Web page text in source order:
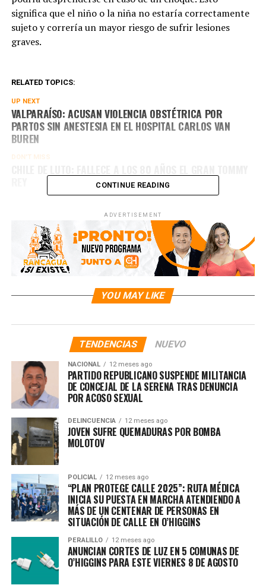
significa que el niño o la niña no estaría correctamente
sujeto y correría un mayor riesgo de sufrir lesiones
graves.
RELATED TOPICS:
UP NEXT
VALPARAÍSO: ACUSAN VIOLENCIA OBSTÉTRICA POR
PARTOS SIN ANESTESIA EN EL HOSPITAL CARLOS VAN
BUREN
DON'T MISS
CONTINUE READING
ADVERTISEMENT
YOU MAY LIKE
TENDENCIAS NUEVO
NACIONAL 12 meses ago
PARTIDO REPUBLICANO SUSPENDE MILITANCIA
DE CONCEJAL DE LA SERENA TRAS DENUNCIA
POR ACOSO SEXUAL
DELINCUENCIA 12 meses ago
JOVEN SUFRE QUEMADURAS POR BOMBA
MOLOTOV
POLICIAL 12 meses ago
“PLAN PROTEGE CALLE 2025”: RUTA MÉDICA
INICIA SU PUESTA EN MARCHA ATENDIENDO A
MÁS DE UN CENTENAR DE PERSONAS EN
SITUACIÓN DE CALLE EN O’HIGGINS
PERALILLO 12 meses ago
ANUNCIAN CORTES DE LUZ EN 5 COMUNAS DE
O’HIGGINS PARA ESTE VIERNES 8 DE AGOSTO